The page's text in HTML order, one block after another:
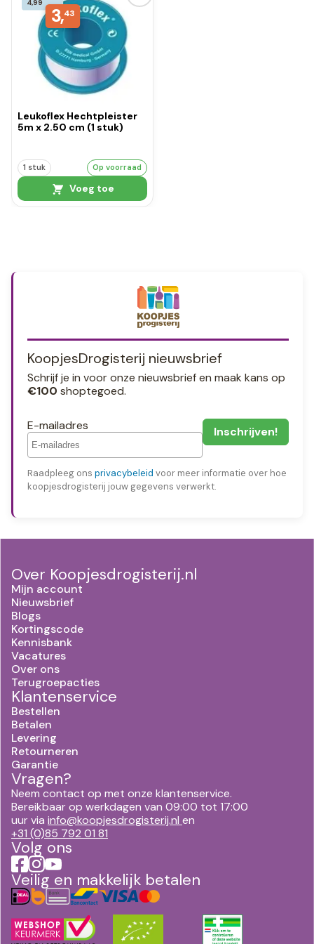
3,43
Leukoflex Hechtpleister
5m x 2.50 cm (1 stuk)
1 stuk Op voorraad
Voeg toe
KoopjesDrogisterij nieuwsbrief
Schrijf je in voor onze nieuwsbrief en maak kans op
€100 shoptegoed.
E-mailadres
Raadpleeg ons privacybeleid voor meer informatie over hoe
koopjesdrogisterij jouw gegevens verwerkt.
Over Koopjesdrogisterij.nl
Mijn account
Nieuwsbrief
Blogs
Kortingscode
Kennisbank
Vacatures
Over ons
Terugroepacties
Klantenservice
Bestellen
Betalen
Levering
Retourneren
Garantie
Vragen?
Neem contact op met onze klantenservice.
Bereikbaar op werkdagen van 09:00 tot 17:00
uur via info@koopjesdrogisterij.nl en
+31 (0)85 792 01 81
Volg ons
Veilig en makkelijk betalen